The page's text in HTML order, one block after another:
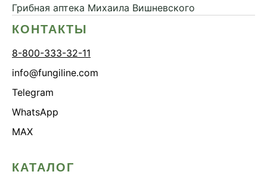
Для кожи
Ежовик гребенчатый
Защита печени
Зверобой
Грибная аптека Михаила Вишневского
КОНТАКТЫ
8-800-333-32-11
info@fungiline.com
Telegram
WhatsApp
MAX
КАТАЛОГ